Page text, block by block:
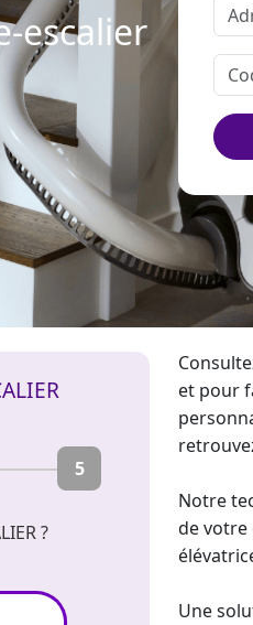
escalier
5
?
et pour
Notre
de votre
Une